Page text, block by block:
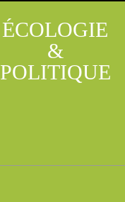
ÉCOLOGIE
&
POLITIQUE